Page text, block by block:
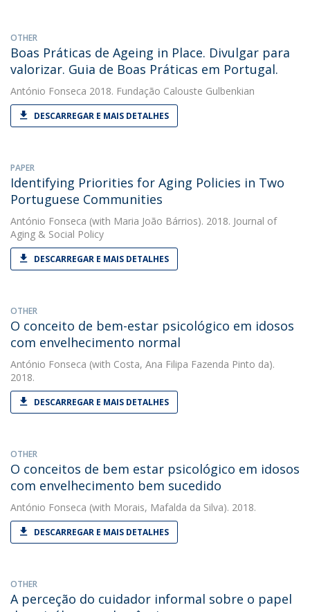
OTHER
Boas Práticas de Ageing in Place. Divulgar para
valorizar. Guia de Boas Práticas em Portugal.
António Fonseca 2018. Fundação Calouste Gulbenkian
DESCARREGAR E MAIS DETALHES
PAPER
Identifying Priorities for Aging Policies in Two
Portuguese Communities
António Fonseca (with Maria João Bárrios). 2018. Journal of
Aging & Social Policy
DESCARREGAR E MAIS DETALHES
OTHER
O conceito de bem-estar psicológico em idosos
com envelhecimento normal
António Fonseca (with Costa, Ana Filipa Fazenda Pinto da).
2018.
DESCARREGAR E MAIS DETALHES
OTHER
O conceitos de bem estar psicológico em idosos
com envelhecimento bem sucedido
António Fonseca (with Morais, Mafalda da Silva). 2018.
DESCARREGAR E MAIS DETALHES
OTHER
A perceção do cuidador informal sobre o papel